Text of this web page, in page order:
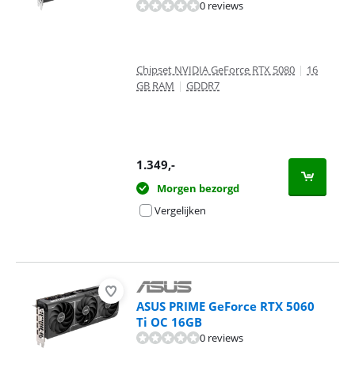
0 reviews
Chipset NVIDIA GeForce RTX 5080 | 16
GB RAM | GDDR7
1.349,-
Morgen bezorgd
Vergelijken
ASUS PRIME GeForce RTX 5060
Ti OC 16GB
0 reviews